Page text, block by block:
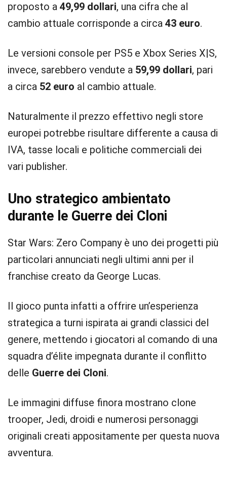
proposto a 49,99 dollari, una cifra che al
cambio attuale corrisponde a circa 43 euro.
Le versioni console per PS5 e Xbox Series X|S,
invece, sarebbero vendute a 59,99 dollari, pari
a circa 52 euro al cambio attuale.
Naturalmente il prezzo effettivo negli store
europei potrebbe risultare differente a causa di
IVA, tasse locali e politiche commerciali dei
vari publisher.
Uno strategico ambientato
durante le Guerre dei Cloni
Star Wars: Zero Company è uno dei progetti più
particolari annunciati negli ultimi anni per il
franchise creato da George Lucas.
Il gioco punta infatti a offrire un’esperienza
strategica a turni ispirata ai grandi classici del
genere, mettendo i giocatori al comando di una
squadra d’élite impegnata durante il conflitto
delle Guerre dei Cloni.
Le immagini diffuse finora mostrano clone
trooper, Jedi, droidi e numerosi personaggi
originali creati appositamente per questa nuova
avventura.